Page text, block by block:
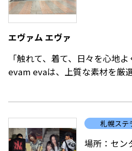
エヴァム エヴァ
「触れて、着て、日々を心地よ
evam evaは、上質な素材を厳
で、暮らしに寄り添うアイテ
札幌ステ
場所：セン